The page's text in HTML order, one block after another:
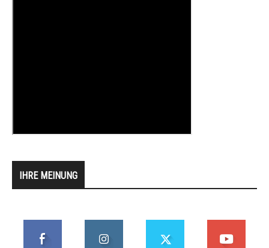
IHRE MEINUNG